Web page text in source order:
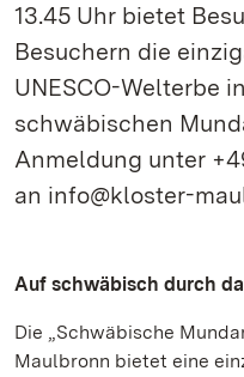
13.45 Uhr bietet
Besuchern die
UNESCO-Welterbe
schwäbischen
Anmeldung unter
an info@kloster-
Auf schwäbisch durch
Die „Schwäbische
Maulbronn bietet eine